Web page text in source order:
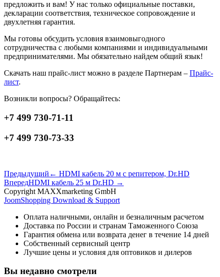
предложить и вам! У нас только официальные поставки,
декларации соответствия, техническое сопровождение и
двухлетняя гарантия.
Мы готовы обсудить условия взаимовыгодного
сотрудничества с любыми компаниями и индивидуальными
предпринимателями. Мы обязательно найдем общий язык!
Скачать наш прайс-лист можно в разделе Партнерам – Прайс-
лист.
Возникли вопросы? Обращайтесь:
+7 499 730-71-11
+7 499 730-73-33
Предыдущий ← HDMI кабель 20 м с репитером, Dr.HD
ВпередHDMI кабель 25 м Dr.HD →
Copyright MAXXmarketing GmbH
JoomShopping Download & Support
Оплата наличными, онлайн и безналичным расчетом
Доставка по России и странам Таможенного Союза
Гарантия обмена или возврата денег в течение 14 дней
Собственный сервисный центр
Лучшие цены и условия для оптовиков и дилеров
Вы недавно смотрели